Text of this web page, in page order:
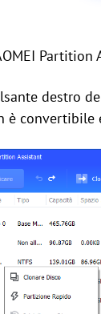
Partition
destro
è convertibile